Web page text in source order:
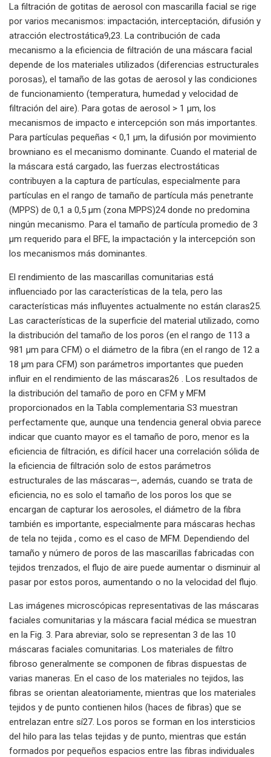
La filtración de gotitas de aerosol con mascarilla facial se rige
por varios mecanismos: impactación, interceptación, difusión y
atracción electrostática9,23. La contribución de cada
mecanismo a la eficiencia de filtración de una máscara facial
depende de los materiales utilizados (diferencias estructurales
porosas), el tamaño de las gotas de aerosol y las condiciones
de funcionamiento (temperatura, humedad y velocidad de
filtración del aire). Para gotas de aerosol > 1 µm, los
mecanismos de impacto e intercepción son más importantes.
Para partículas pequeñas < 0,1 µm, la difusión por movimiento
browniano es el mecanismo dominante. Cuando el material de
la máscara está cargado, las fuerzas electrostáticas
contribuyen a la captura de partículas, especialmente para
partículas en el rango de tamaño de partícula más penetrante
(MPPS) de 0,1 a 0,5 µm (zona MPPS)24 donde no predomina
ningún mecanismo. Para el tamaño de partícula promedio de 3
µm requerido para el BFE, la impactación y la intercepción son
los mecanismos más dominantes.
El rendimiento de las mascarillas comunitarias está
influenciado por las características de la tela, pero las
características más influyentes actualmente no están claras25.
Las características de la superficie del material utilizado, como
la distribución del tamaño de los poros (en el rango de 113 a
981 µm para CFM) o el diámetro de la fibra (en el rango de 12 a
18 µm para CFM) son parámetros importantes que pueden
influir en el rendimiento de las máscaras26 . Los resultados de
la distribución del tamaño de poro en CFM y MFM
proporcionados en la Tabla complementaria S3 muestran
perfectamente que, aunque una tendencia general obvia parece
indicar que cuanto mayor es el tamaño de poro, menor es la
eficiencia de filtración, es difícil hacer una correlación sólida de
la eficiencia de filtración solo de estos parámetros
estructurales de las máscaras—, además, cuando se trata de
eficiencia, no es solo el tamaño de los poros los que se
encargan de capturar los aerosoles, el diámetro de la fibra
también es importante, especialmente para máscaras hechas
de tela no tejida , como es el caso de MFM. Dependiendo del
tamaño y número de poros de las mascarillas fabricadas con
tejidos trenzados, el flujo de aire puede aumentar o disminuir al
pasar por estos poros, aumentando o no la velocidad del flujo.
Las imágenes microscópicas representativas de las máscaras
faciales comunitarias y la máscara facial médica se muestran
en la Fig. 3. Para abreviar, solo se representan 3 de las 10
máscaras faciales comunitarias. Los materiales de filtro
fibroso generalmente se componen de fibras dispuestas de
varias maneras. En el caso de los materiales no tejidos, las
fibras se orientan aleatoriamente, mientras que los materiales
tejidos y de punto contienen hilos (haces de fibras) que se
entrelazan entre sí27. Los poros se forman en los intersticios
del hilo para las telas tejidas y de punto, mientras que están
formados por pequeños espacios entre las fibras individuales